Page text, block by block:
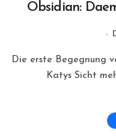
Obsidian:
Die erste Begegnung von Daemon und Katy verlief aus
Katys Sicht